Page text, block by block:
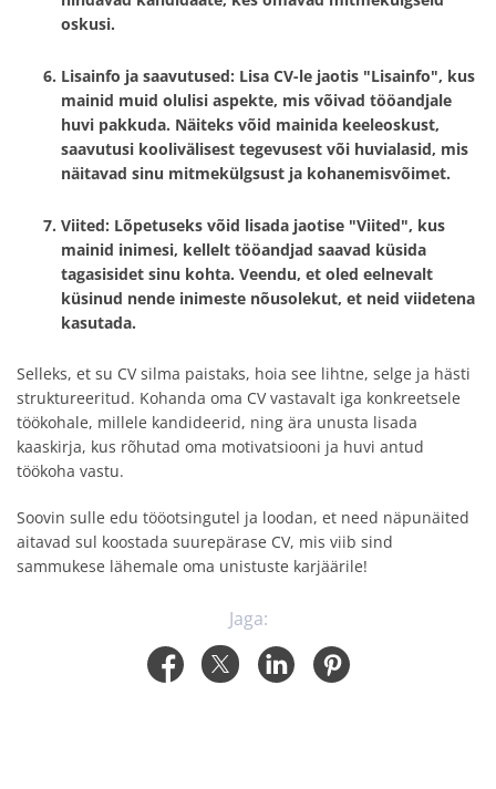
oskusi.
Lisainfo ja saavutused: Lisa CV-le jaotis "Lisainfo", kus
mainid muid olulisi aspekte, mis võivad tööandjale
huvi pakkuda. Näiteks võid mainida keeleoskust,
saavutusi koolivälisest tegevusest või huvialasid, mis
näitavad sinu mitmekülgsust ja kohanemisvõimet.
Viited: Lõpetuseks võid lisada jaotise "Viited", kus
mainid inimesi, kellelt tööandjad saavad küsida
tagasisidet sinu kohta. Veendu, et oled eelnevalt
küsinud nende inimeste nõusolekut, et neid viidetena
kasutada.
Selleks, et su CV silma paistaks, hoia see lihtne, selge ja hästi
struktureeritud. Kohanda oma CV vastavalt iga konkreetsele
töökohale, millele kandideerid, ning ära unusta lisada
kaaskirja, kus rõhutad oma motivatsiooni ja huvi antud
töökoha vastu.
Soovin sulle edu tööotsingutel ja loodan, et need näpunäited
aitavad sul koostada suurepärase CV, mis viib sind
sammukese lähemale oma unistuste karjäärile!
Jaga: